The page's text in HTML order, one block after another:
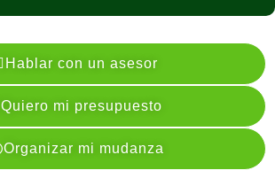
Hablar con un asesor
Quiero mi presupuesto
Organizar mi mudanza